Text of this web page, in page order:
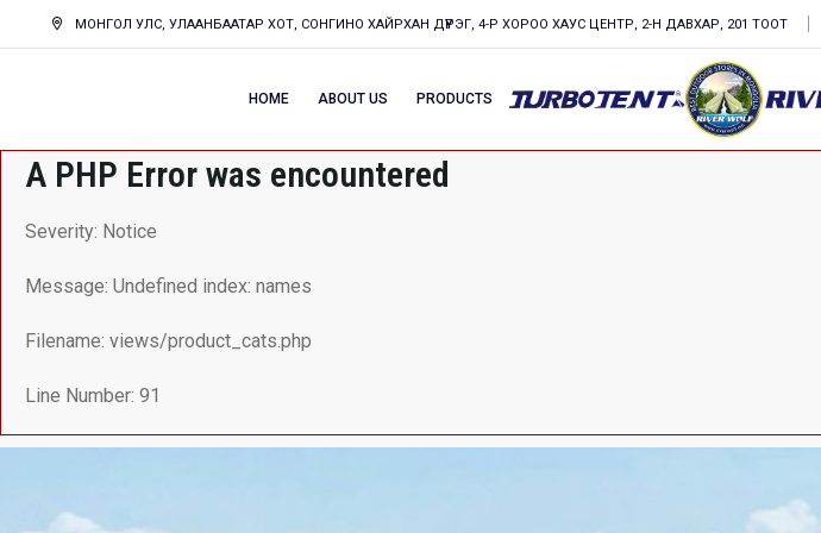
МОНГОЛ УЛС, УЛААНБААТАР ХОТ, СОНГИНО ХАЙРХАН ДҮҮРЭГ, 4-Р ХОРОО ХАУС ЦЕНТР, 2-Н ДАВХАР, 201 ТООТ
HOME ABOUT US PRODUCTS
A PHP Error was encountered
Severity: Notice
Message: Undefined index: names
Filename: views/product_cats.php
Line Number: 91